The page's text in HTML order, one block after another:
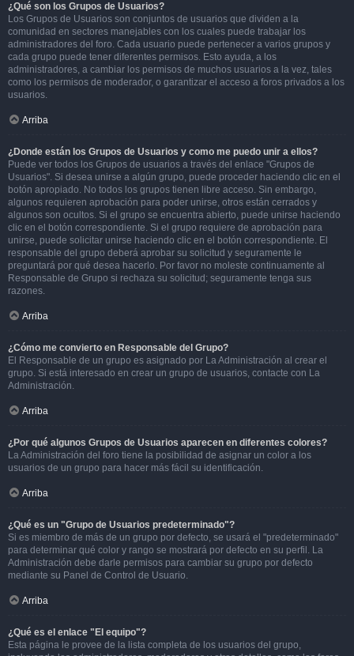
¿Qué son los Grupos de Usuarios?
Los Grupos de Usuarios son conjuntos de usuarios que dividen a la
comunidad en sectores manejables con los cuales puede trabajar los
administradores del foro. Cada usuario puede pertenecer a varios grupos y
cada grupo puede tener diferentes permisos. Esto ayuda, a los
administradores, a cambiar los permisos de muchos usuarios a la vez, tales
como los permisos de moderador, o garantizar el acceso a foros privados a los
usuarios.
Arriba
¿Donde están los Grupos de Usuarios y como me puedo unir a ellos?
Puede ver todos los Grupos de usuarios a través del enlace "Grupos de
Usuarios". Si desea unirse a algún grupo, puede proceder haciendo clic en el
botón apropiado. No todos los grupos tienen libre acceso. Sin embargo,
algunos requieren aprobación para poder unirse, otros están cerrados y
algunos son ocultos. Si el grupo se encuentra abierto, puede unirse haciendo
clic en el botón correspondiente. Si el grupo requiere de aprobación para
unirse, puede solicitar unirse haciendo clic en el botón correspondiente. El
responsable del grupo deberá aprobar su solicitud y seguramente le
preguntará por qué desea hacerlo. Por favor no moleste continuamente al
Responsable de Grupo si rechaza su solicitud; seguramente tenga sus
razones.
Arriba
¿Cómo me convierto en Responsable del Grupo?
El Responsable de un grupo es asignado por La Administración al crear el
grupo. Si está interesado en crear un grupo de usuarios, contacte con La
Administración.
Arriba
¿Por qué algunos Grupos de Usuarios aparecen en diferentes colores?
La Administración del foro tiene la posibilidad de asignar un color a los
usuarios de un grupo para hacer más fácil su identificación.
Arriba
¿Qué es un "Grupo de Usuarios predeterminado"?
Si es miembro de más de un grupo por defecto, se usará el "predeterminado"
para determinar qué color y rango se mostrará por defecto en su perfil. La
Administración debe darle permisos para cambiar su grupo por defecto
mediante su Panel de Control de Usuario.
Arriba
¿Qué es el enlace "El equipo"?
Esta página le provee de la lista completa de los usuarios del grupo,